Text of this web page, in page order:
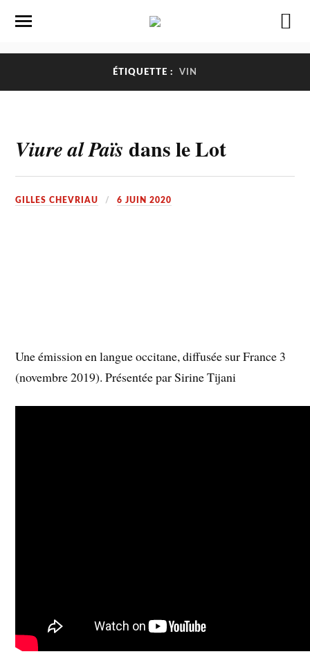
ÉTIQUETTE : VIN
Viure al Païs dans le Lot
GILLES CHEVRIAU 6 JUIN 2020
Une émission en langue occitane, diffusée sur France 3
(novembre 2019). Présentée par Sirine Tijani